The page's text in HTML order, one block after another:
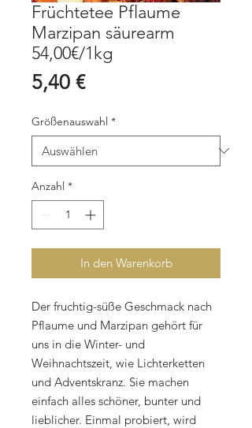
Früchtetee Pflaume
Marzipan säurearm
54,00€/1kg
5,40 €Preis
Größenauswahl *
Anzahl *
In den Warenkorb
Der fruchtig-süße Geschmack nach
Pflaume und Marzipan gehört für
uns in die Winter- und
Weihnachtszeit, wie Lichterketten
und Adventskranz. Sie machen
einfach alles schöner, bunter und
lieblicher. Einmal probiert, wird